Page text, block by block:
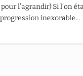
pour l’agrandir) Si l’on
inexorable...